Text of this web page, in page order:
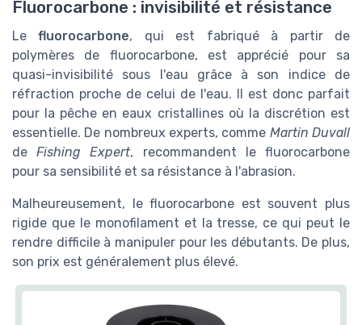
Fluorocarbone : invisibilité et résistance
Lefluorocarbone, qui est fabriqué à partir de
polymères de fluorocarbone, est apprécié pour sa
quasi-invisibilité sous l'eau grâce à son indice de
réfraction proche de celui de l'eau. Il est donc parfait
pour la pêche en eaux cristallines où la discrétion est
essentielle. De nombreux experts, comme Martin Duvall
deFishing Expert, recommandent le fluorocarbone
pour sa sensibilité et sa résistance à l'abrasion.
Malheureusement, le fluorocarbone est souvent plus
rigide que le monofilament et la tresse, ce qui peut le
rendre difficile à manipuler pour les débutants. De plus,
son prix est généralement plus élevé.